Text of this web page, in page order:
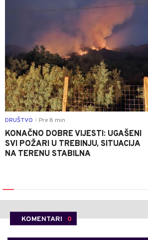
DRUŠTVO Pre 8 min
KONAČNO DOBRE VIJESTI: UGAŠENI
SVI POŽARI U TREBINJU, SITUACIJA
NA TERENU STABILNA
KOMENTARI 0